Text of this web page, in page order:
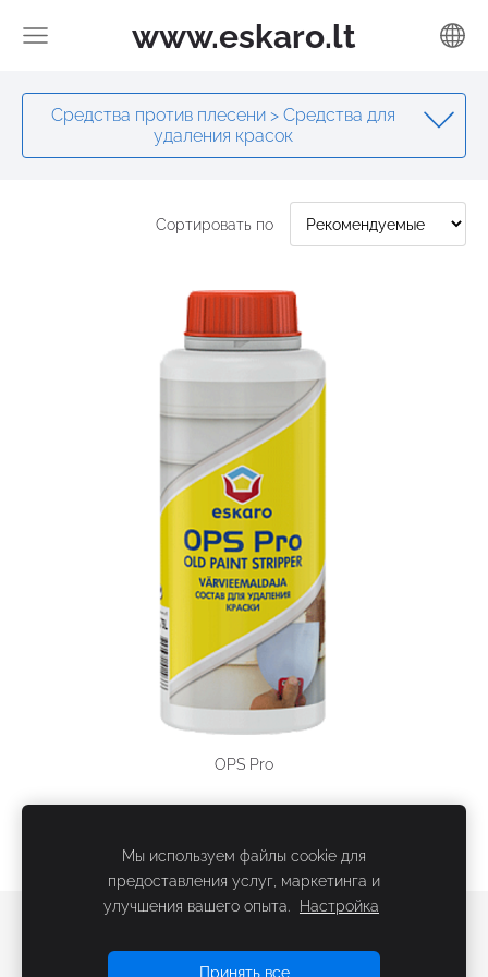
www.eskaro.lt
Средства против плесени > Средства для
удаления красок
Сортировать по
OPS Pro
Мы используем файлы cookie для
предоставления услуг, маркетинга и
улучшения вашего опыта.
Настройка
Принять все